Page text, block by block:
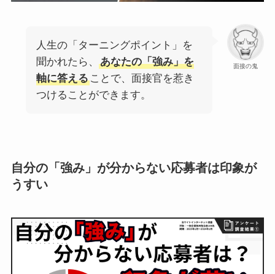
面接の鬼
人生の「ターニングポイント」を
聞かれたら、
あなたの「強み」を
軸に答えることで、面接官を惹き
つけることができます。
自分の「強み」が分からない応募者は印象が
うすい